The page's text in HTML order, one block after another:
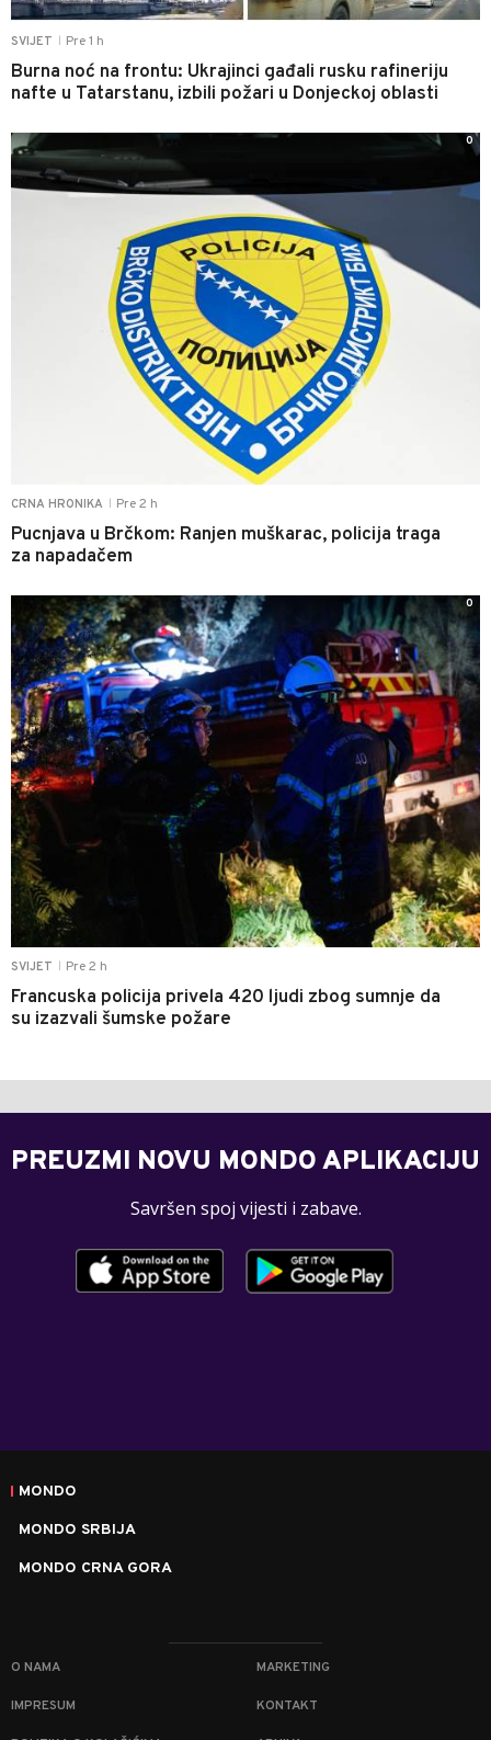
SVIJET Pre 1 h
Burna noć na frontu: Ukrajinci gađali rusku rafineriju
nafte u Tatarstanu, izbili požari u Donjeckoj oblasti
CRNA HRONIKA Pre 2 h
Pucnjava u Brčkom: Ranjen muškarac, policija traga
za napadačem
0
SVIJET Pre 2 h
Francuska policija privela 420 ljudi zbog sumnje da
su izazvali šumske požare
0
PREUZMI NOVU MONDO APLIKACIJU
Savršen spoj vijesti i zabave.
MONDO
MONDO SRBIJA
MONDO CRNA GORA
O NAMA MARKETING
IMPRESUM KONTAKT